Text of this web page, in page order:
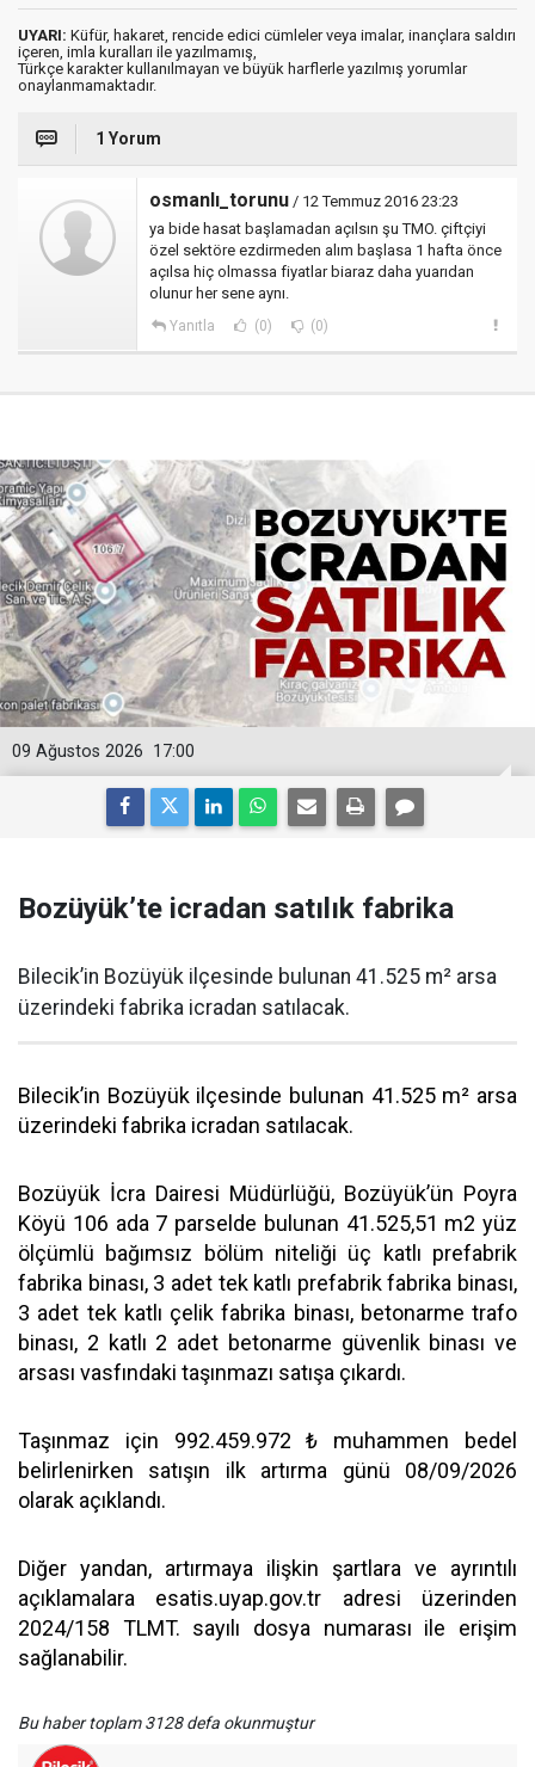
UYARI: Küfür, hakaret, rencide edici cümleler veya imalar, inançlara saldırı
içeren, imla kuralları ile yazılmamış,
Türkçe karakter kullanılmayan ve büyük harflerle yazılmış yorumlar
onaylanmamaktadır.
1 Yorum
osmanlı_torunu / 12 Temmuz 2016 23:23
ya bide hasat başlamadan açılsın şu TMO. çiftçiyi
özel sektöre ezdirmeden alım başlasa 1 hafta önce
açılsa hiç olmassa fiyatlar biaraz daha yuarıdan
olunur her sene aynı.
Yanıtla (0) (0)
17:00
09 Ağustos 2026
Bozüyük’te icradan satılık fabrika
Bilecik’in Bozüyük ilçesinde bulunan 41.525 m² arsa
üzerindeki fabrika icradan satılacak.
Bilecik’in Bozüyük ilçesinde bulunan 41.525 m² arsa
üzerindeki fabrika icradan satılacak.
Bozüyük İcra Dairesi Müdürlüğü, Bozüyük’ün Poyra
Köyü 106 ada 7 parselde bulunan 41.525,51 m2 yüz
ölçümlü bağımsız bölüm niteliği üç katlı prefabrik
fabrika binası, 3 adet tek katlı prefabrik fabrika binası,
3 adet tek katlı çelik fabrika binası, betonarme trafo
binası, 2 katlı 2 adet betonarme güvenlik binası ve
arsası vasfındaki taşınmazı satışa çıkardı.
Taşınmaz için 992.459.972 ₺ muhammen bedel
belirlenirken satışın ilk artırma günü 08/09/2026
olarak açıklandı.
Diğer yandan, artırmaya ilişkin şartlara ve ayrıntılı
açıklamalara esatis.uyap.gov.tr adresi üzerinden
2024/158 TLMT. sayılı dosya numarası ile erişim
sağlanabilir.
Bu haber toplam 3128 defa okunmuştur